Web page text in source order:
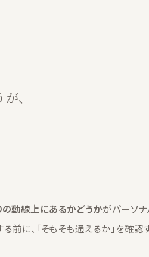
、
動線上にあるかどうかがパーソ
前に、「そもそも通えるか」を確認